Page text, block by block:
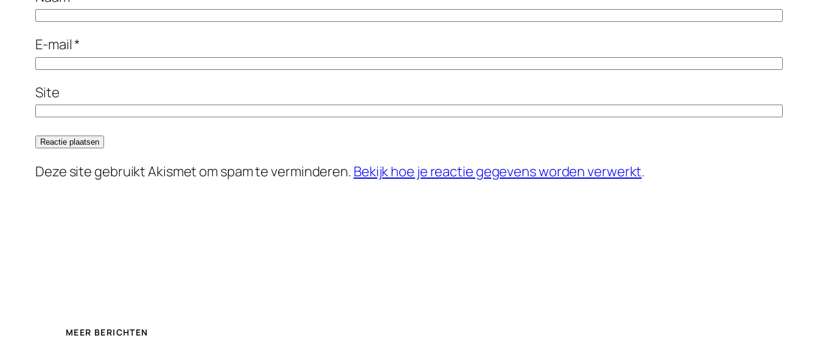
E-mail*
Site
Deze site gebruikt Akismet om spam te verminderen. Bekijk hoe je reactie gegevens worden verwerkt.
MEER BERICHTEN